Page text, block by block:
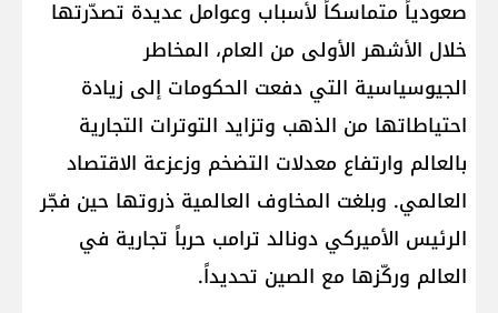
صعودياً متماسكاً لأسباب وعوامل عديدة تصدّرتها
خلال الأشهر الأولى من العام، المخاطر
الجيوسياسية التي دفعت الحكومات إلى زيادة
احتياطاتها من الذهب وتزايد التوترات التجارية
بالعالم وارتفاع معدلات التضخم وزعزعة الاقتصاد
العالمي. وبلغت المخاوف العالمية ذروتها حين فجّر
الرئيس الأميركي دونالد ترامب حرباً تجارية في
العالم وركّزها مع الصين تحديداً.